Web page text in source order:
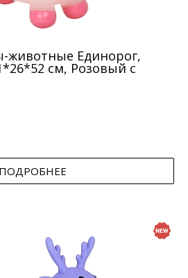
животные Единорог,
см, Розовый с
ПОДРОБНЕЕ